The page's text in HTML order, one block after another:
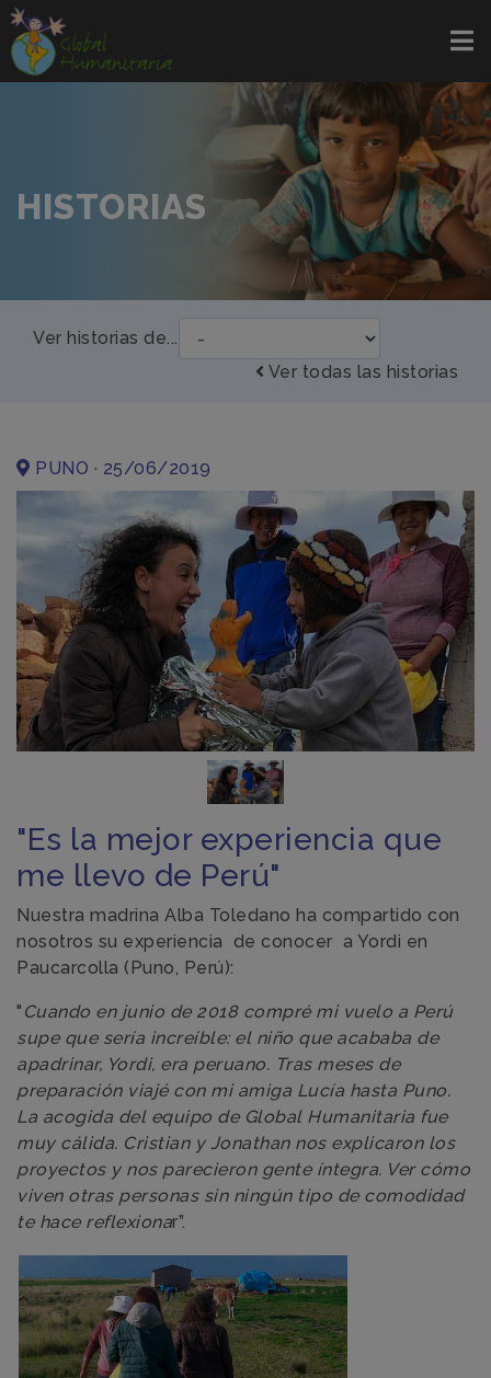
HISTORIAS
Ver historias de...
Ver todas las historias
PUNO · 25/06/2019
"Es la mejor experiencia que
me llevo de Perú"
Nuestra madrina Alba Toledano ha compartido con
nosotros su experiencia de conocer a Yordi en
Paucarcolla (Puno, Perú):
" Cuando en junio de 2018 compré mi vuelo a Perú
supe que sería increíble: el niño que acababa de
apadrinar, Yordi, era peruano. Tras meses de
preparación viajé con mi amiga Lucía hasta Puno.
La acogida del equipo de Global Humanitaria fue
muy cálida. Cristian y Jonathan nos explicaron los
proyectos y nos parecieron gente íntegra. Ver cómo
viven otras personas sin ningún tipo de comodidad
te hace reflexionar”.